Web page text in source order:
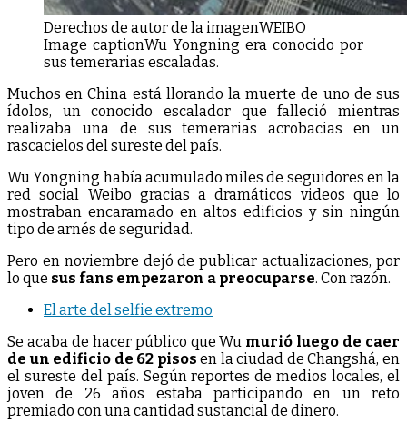
Derechos de autor de la imagenWEIBO
Image captionWu Yongning era conocido por
sus temerarias escaladas.
Muchos en China está llorando la muerte de uno de sus
ídolos, un conocido escalador que falleció mientras
realizaba una de sus temerarias acrobacias en un
rascacielos del sureste del país.
Wu Yongning había acumulado miles de seguidores en la
red social Weibo gracias a dramáticos videos que lo
mostraban encaramado en altos edificios y sin ningún
tipo de arnés de seguridad.
Pero en noviembre dejó de publicar actualizaciones, por
lo que sus fans empezaron a preocuparse. Con razón.
El arte del selfie extremo
Se acaba de hacer público que Wu murió luego de caer
de un edificio de 62 pisosen la ciudad de Changshá, en
el sureste del país. Según reportes de medios locales, el
joven de 26 años estaba participando en un reto
premiado con una cantidad sustancial de dinero.